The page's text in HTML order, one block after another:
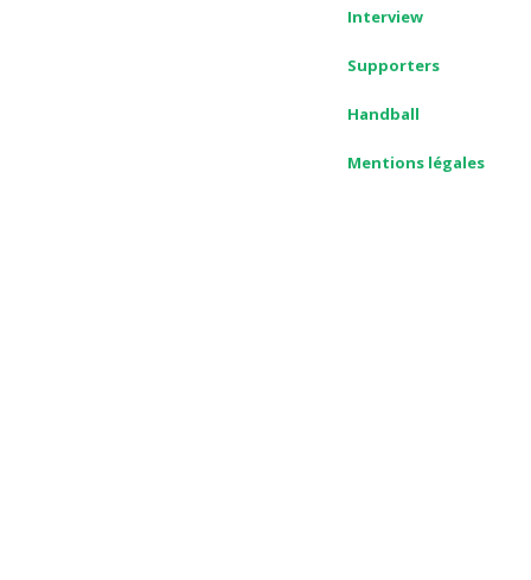
Interview
Supporters
Handball
Mentions légales